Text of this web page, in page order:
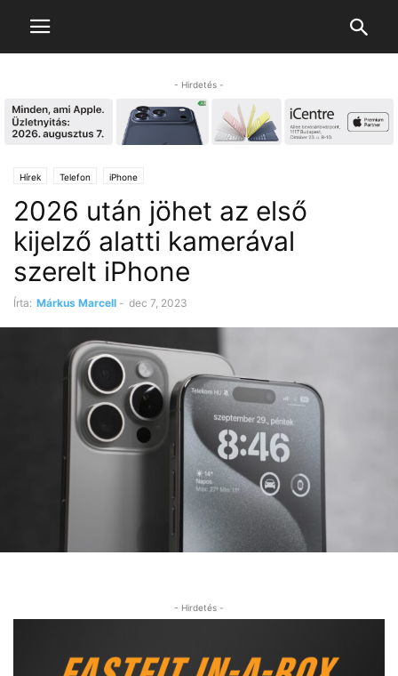
- Hirdetés -
Hírek Telefon iPhone
2026 után jöhet az első
kijelző alatti kamerával
szerelt iPhone
Írta: Márkus Marcell - dec 7, 2023
- Hirdetés -